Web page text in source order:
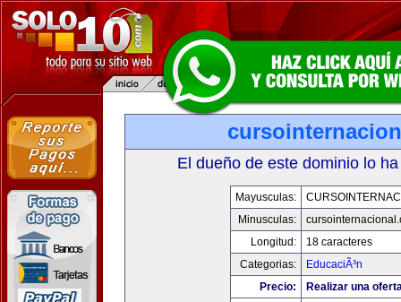
El dueño de este dominio lo
Mayusculas:
Minusculas:
Longitud:
18 caracteres
Categorias:
EducaciÃ³n
Precio:
Realizar una